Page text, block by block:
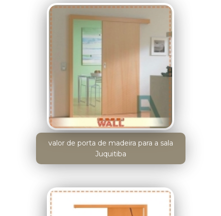
valor de porta de madeira para a sala
Juquitiba